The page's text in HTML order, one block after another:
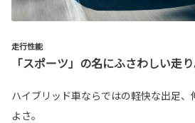
走行性能
「スポーツ」の名にふさわしい走り
ハイブリッド車ならではの軽快な出足、
よさ。